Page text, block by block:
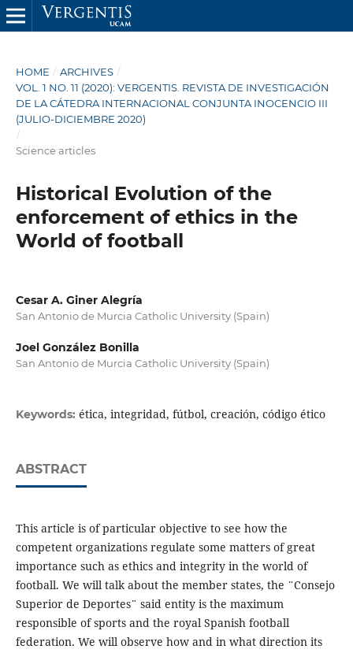
HOME / ARCHIVES /
VOL. 1 NO. 11 (2020): VERGENTIS. REVISTA DE INVESTIGACIÓN
DE LA CÁTEDRA INTERNACIONAL CONJUNTA INOCENCIO III
(JULIO-DICIEMBRE 2020)
/
Science articles
Historical Evolution of the
enforcement of ethics in the
World of football
Cesar A. Giner Alegría
San Antonio de Murcia Catholic University (Spain)
Joel González Bonilla
San Antonio de Murcia Catholic University (Spain)
Keywords: ética, integridad, fútbol, creación, código ético
ABSTRACT
This article is of particular objective to see how the
competent organizations regulate some matters of great
importance such as ethics and integrity in the world of
football. We will talk about the member states, the ¨Consejo
Superior de Deportes¨ said entity is the maximum
responsible of sports and the royal Spanish football
federation. We will observe how and in what direction its